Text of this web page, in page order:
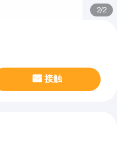
2/2
接触